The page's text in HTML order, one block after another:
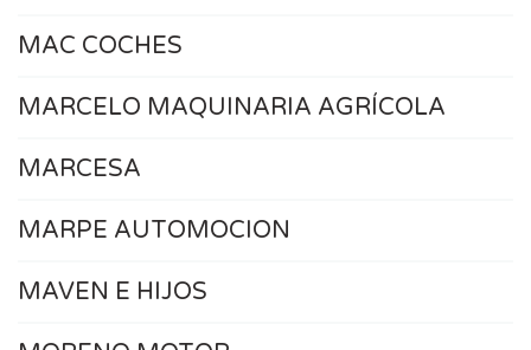
MAC COCHES
MARCELO MAQUINARIA AGRÍCOLA
MARCESA
MARPE AUTOMOCION
MAVEN E HIJOS